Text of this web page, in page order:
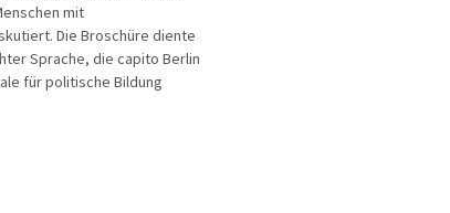
mit
Die Broschüre diente
Sprache, die capito Berlin
für politische Bildung